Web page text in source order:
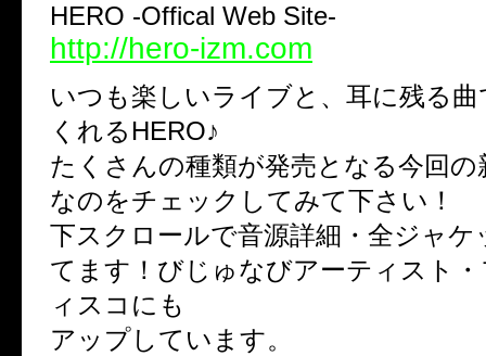
HERO -Offical Web Site-
http://hero-izm.com
いつも楽しいライブと、耳に残る
くれるHERO♪
たくさんの種類が発売となる今回の
なのをチェックしてみて下さい！
下スクロールで音源詳細・全ジャケ
てます！びじゅなびアーティスト
ィスコにも
アップしています。